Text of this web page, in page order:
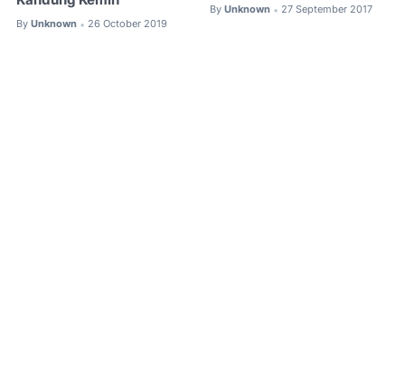
By Unknown • 26 October 2019
By Unknown • 27 September 2017